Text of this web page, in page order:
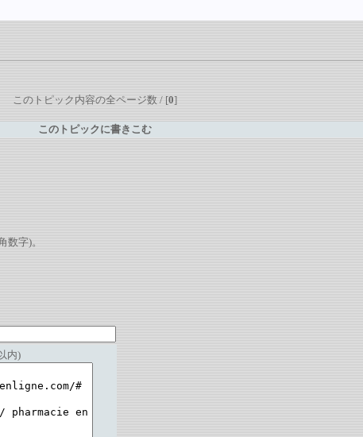
このトピック内容の全ページ数 / [0]
このトピックに書きこむ
数字)。
内)